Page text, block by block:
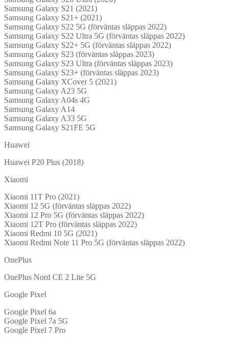
Samsung Galaxy S21 (2021)
Samsung Galaxy S21+ (2021)
Samsung Galaxy S22 5G (förväntas släppas 2022)
Samsung Galaxy S22 Ultra 5G (förväntas släppas 2022)
Samsung Galaxy S22+ 5G (förväntas släppas 2022)
Samsung Galaxy S23 (förväntas släppas 2023)
Samsung Galaxy S23 Ultra (förväntas släppas 2023)
Samsung Galaxy S23+ (förväntas släppas 2023)
Samsung Galaxy XCover 5 (2021)
Samsung Galaxy A23 5G
Samsung Galaxy A04s 4G
Samsung Galaxy A14
Samsung Galaxy A33 5G
Samsung Galaxy S21FE 5G
Huawei
Huawei P20 Plus (2018)
Xiaomi
Xiaomi 11T Pro (2021)
Xiaomi 12 5G (förväntas släppas 2022)
Xiaomi 12 Pro 5G (förväntas släppas 2022)
Xiaomi 12T Pro (förväntas släppas 2022)
Xiaomi Redmi 10 5G (2021)
Xiaomi Redmi Note 11 Pro 5G (förväntas släppas 2022)
OnePlus
OnePlus Nord CE 2 Lite 5G
Google Pixel
Google Pixel 6a
Google Pixel 7a 5G
Google Pixel 7 Pro